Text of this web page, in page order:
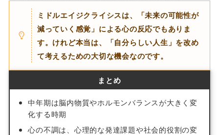
ミドルエイジクライシスは、「未来の可能性が
減っていく感覚」による心の反応でもありま
す。けれど本当は、「自分らしい人生」を改め
て考えるための大切な機会なのです。
まとめ
中年期は脳内物質やホルモンバランスが大きく変
化する時期
心の不調は、心理的な発達課題や社会的役割の変